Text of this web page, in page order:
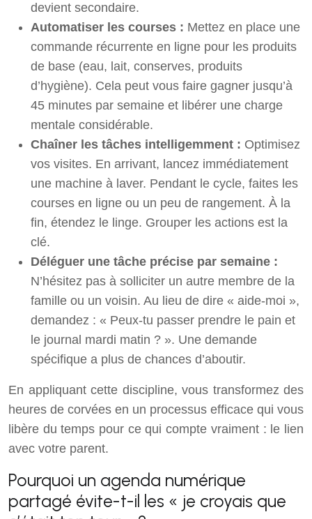
devient secondaire.
Automatiser les courses : Mettez en place une
commande récurrente en ligne pour les produits
de base (eau, lait, conserves, produits
d’hygiène). Cela peut vous faire gagner jusqu’à
45 minutes par semaine et libérer une charge
mentale considérable.
Chaîner les tâches intelligemment : Optimisez
vos visites. En arrivant, lancez immédiatement
une machine à laver. Pendant le cycle, faites les
courses en ligne ou un peu de rangement. À la
fin, étendez le linge. Grouper les actions est la
clé.
Déléguer une tâche précise par semaine :
N’hésitez pas à solliciter un autre membre de la
famille ou un voisin. Au lieu de dire « aide-moi »,
demandez : « Peux-tu passer prendre le pain et
le journal mardi matin ? ». Une demande
spécifique a plus de chances d’aboutir.
En appliquant cette discipline, vous transformez des
heures de corvées en un processus efficace qui vous
libère du temps pour ce qui compte vraiment : le lien
avec votre parent.
Pourquoi un agenda numérique
partagé évite-t-il les « je croyais que